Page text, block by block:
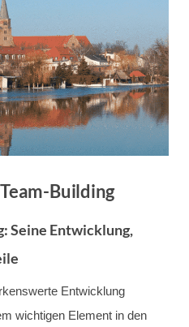
Building
Seine Entwicklung,
Entwicklung
wichtigen Element in den